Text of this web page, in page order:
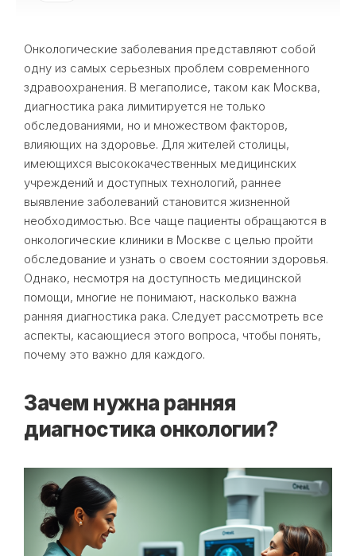
Онкологические заболевания представляют собой
одну из самых серьезных проблем современного
здравоохранения. В мегаполисе, таком как Москва,
диагностика рака лимитируется не только
обследованиями, но и множеством факторов,
влияющих на здоровье. Для жителей столицы,
имеющихся высококачественных медицинских
учреждений и доступных технологий, раннее
выявление заболеваний становится жизненной
необходимостью. Все чаще пациенты обращаются в
онкологические клиники в Москве с целью пройти
обследование и узнать о своем состоянии здоровья.
Однако, несмотря на доступность медицинской
помощи, многие не понимают, насколько важна
ранняя диагностика рака. Следует рассмотреть все
аспекты, касающиеся этого вопроса, чтобы понять,
почему это важно для каждого.
Зачем нужна ранняя
диагностика онкологии?